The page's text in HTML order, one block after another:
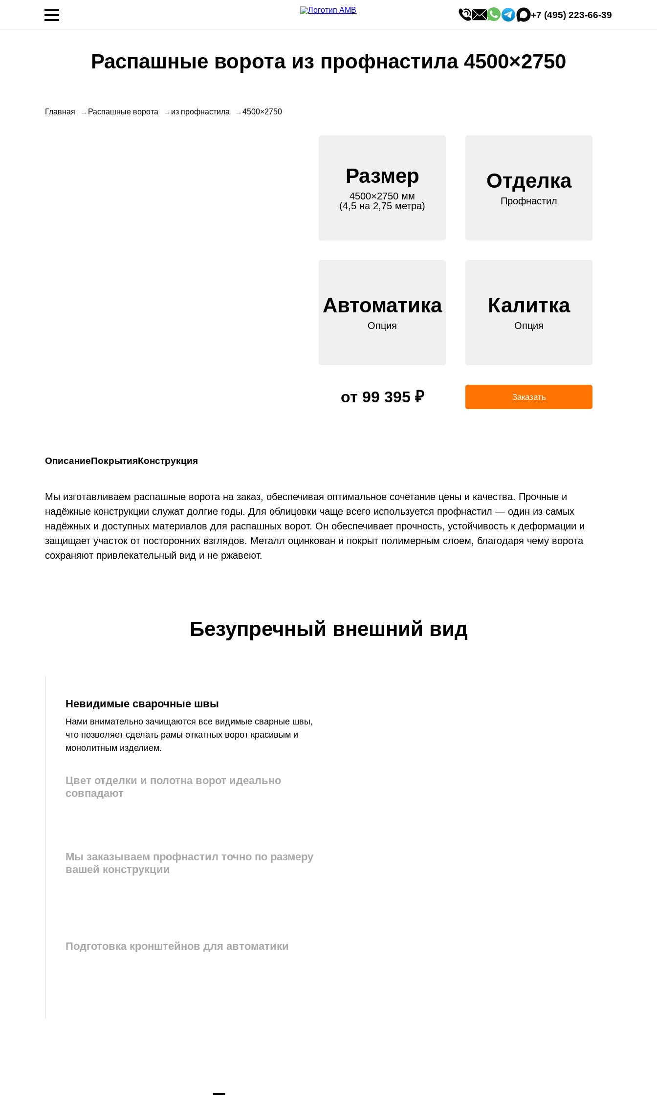
+7 (495) 223-66-39
Распашные ворота из профнастила 4500×2750
Главная Распашные ворота из профнастила 4500×2750
Размер
4500×2750 мм
(4,5 на 2,75 метра)
Отделка
Профнастил
Автоматика
Опция
Калитка
Опция
от 99 395 ₽ Заказать
ОписаниеПокрытияКонструкция
Мы изготавливаем распашные ворота на заказ, обеспечивая оптимальное сочетание цены и качества. Прочные и
надёжные конструкции служат долгие годы. Для облицовки чаще всего используется профнастил — один из самых
надёжных и доступных материалов для распашных ворот. Он обеспечивает прочность, устойчивость к деформации и
защищает участок от посторонних взглядов. Металл оцинкован и покрыт полимерным слоем, благодаря чему ворота
сохраняют привлекательный вид и не ржавеют.
Безупречный внешний вид
Невидимые сварочные швы
Нами внимательно зачищаются все видимые сварные швы,
что позволяет сделать рамы откатных ворот красивым и
монолитным изделием.
Цвет отделки и полотна ворот идеально
совпадают
Мы заказываем профнастил точно по размеру
вашей конструкции
Подготовка кронштейнов для автоматики
для распашных ворот из профлиста
распашных ворот АМВ
зависимости от размеров, материала отделки.
применяется профильная труба 140×140.